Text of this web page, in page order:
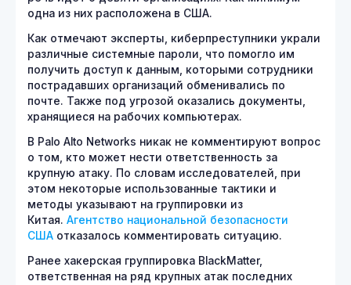
одна из них расположена в США.
Как отмечают эксперты, киберпреступники украли
различные системные пароли, что помогло им
получить доступ к данным, которыми сотрудники
пострадавших организаций обменивались по
почте. Также под угрозой оказались документы,
хранящиеся на рабочих компьютерах.
В Palo Alto Networks никак не комментируют вопрос
о том, кто может нести ответственность за
крупную атаку. По словам исследователей, при
этом некоторые использованные тактики и
методы указывают на группировки из
Китая. Агентство национальной безопасности
США отказалось комментировать ситуацию.
Ранее хакерская группировка BlackMatter,
ответственная на ряд крупных атак последних